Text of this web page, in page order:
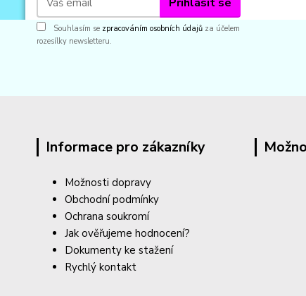
Souhlasím se zpracováním osobních údajů za účelem
rozesílky newsletteru.
Informace pro zákazníky
Možnosti dopravy
Obchodní podmínky
Ochrana soukromí
Jak ověřujeme hodnocení?
Dokumenty ke stažení
Rychlý kontakt